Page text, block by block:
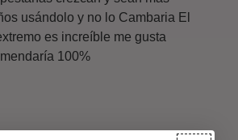
usándolo y no lo Cambaria El
es increíble me gusta
100%